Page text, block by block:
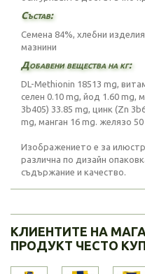
Състав:
Семена 84%, хлебни
мазнини
Добавени вещества на кг:
DL-Methionin 18513 mg,
селен 0.10 mg, йод 1.60 mg,
3b405) 33.85 mg, цинк (Zn
mg, манган 16 mg. желязо 50
Изображението е за
различна по дизайн
съдържание и качество.
КЛИЕНТИТЕ НА
ПРОДУКТ ЧЕСТО